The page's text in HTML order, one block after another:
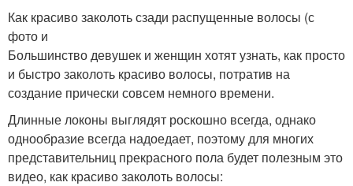
Как красиво заколоть сзади распущенные волосы (с
фото и
Большинство девушек и женщин хотят узнать, как просто
и быстро заколоть красиво волосы, потратив на
создание прически совсем немного времени.
Длинные локоны выглядят роскошно всегда, однако
однообразие всегда надоедает, поэтому для многих
представительниц прекрасного пола будет полезным это
видео, как красиво заколоть волосы: